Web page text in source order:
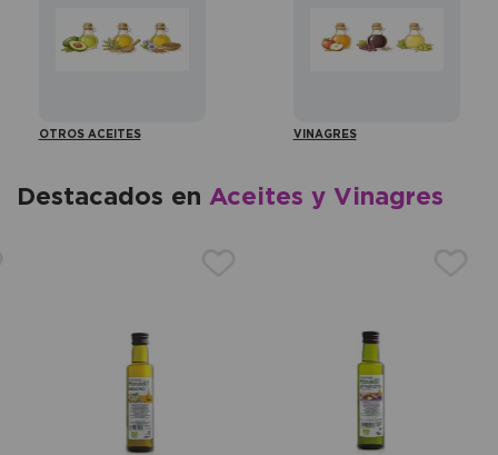
OTROS ACEITES VINAGRES
Destacados en Aceites y Vinagres